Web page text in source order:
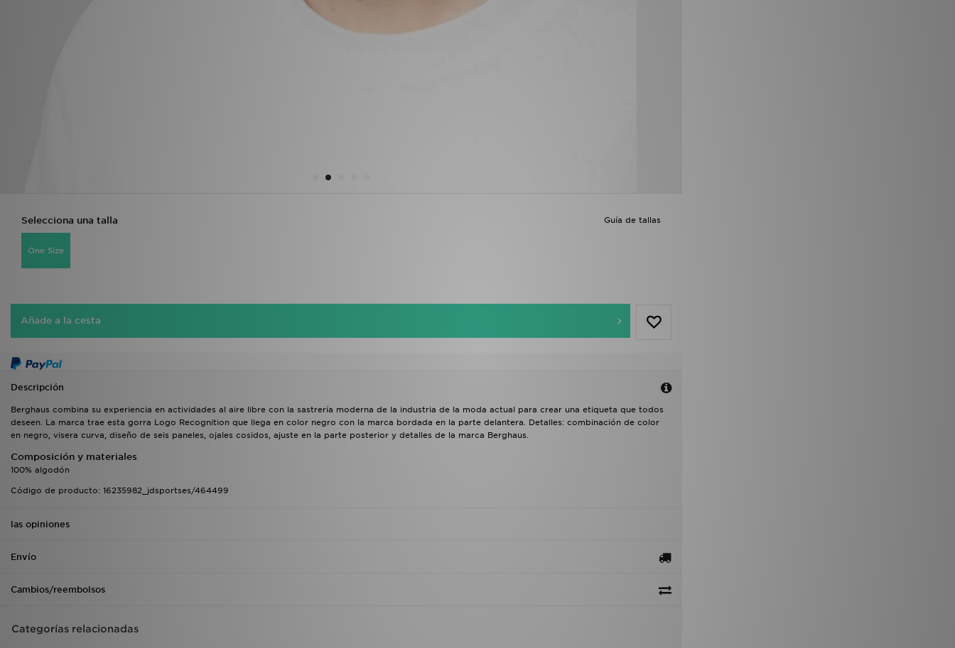
Guía de tallas
Selecciona una talla
One Size
Añade a la cesta
Descripción
Berghaus combina su experiencia en actividades al aire libre con la sastrería moderna de la industria de la moda actual para crear una etiqueta que todos
deseen. La marca trae esta gorra Logo Recognition que llega en color negro con la marca bordada en la parte delantera. Detalles: combinación de color
en negro, visera curva, diseño de seis paneles, ojales cosidos, ajuste en la parte posterior y detalles de la marca Berghaus.
Composición y materiales
100% algodón
Código de producto: 16235982_jdsportses/464499
las opiniones
Envío
Cambios/reembolsos
Categorías relacionadas